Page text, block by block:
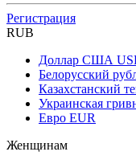
Регистрация
RUB
Доллар США
Белорусский
Казахстанский
Украинская
Евро EUR
Женщинам